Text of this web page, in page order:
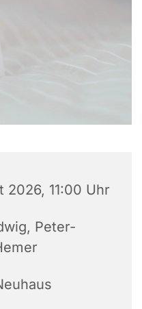
2026, 11:00 Uhr
Peter-